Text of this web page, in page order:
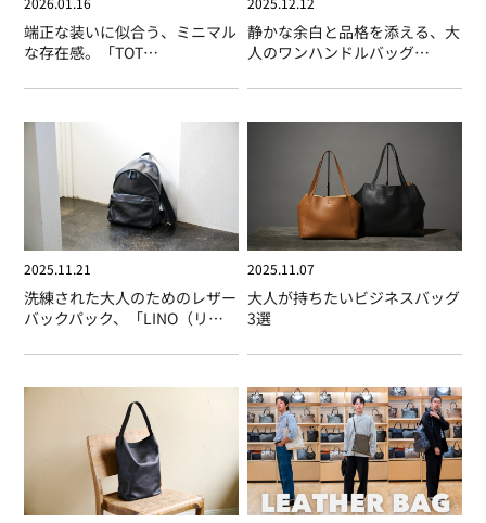
端正な装いに似合う、ミニマル
な存在感。「TOT
ー）」
静かな余白と品格を添える、大
人のワンハンドルバッグ
2025.11.21
洗練された大人のためのレザー
バックパック、「LINO（リ
2025.11.07
大人が持ちたいビジネスバッグ
3選